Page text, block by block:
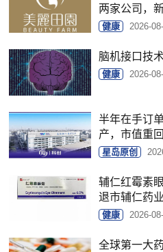
两家公司，
健康 2026-
脑机接口技
健康 2026-
半年在手订
产，市值重
星岛原创
辅仁红霉素
退市辅仁药
健康 2026-
全球第一大